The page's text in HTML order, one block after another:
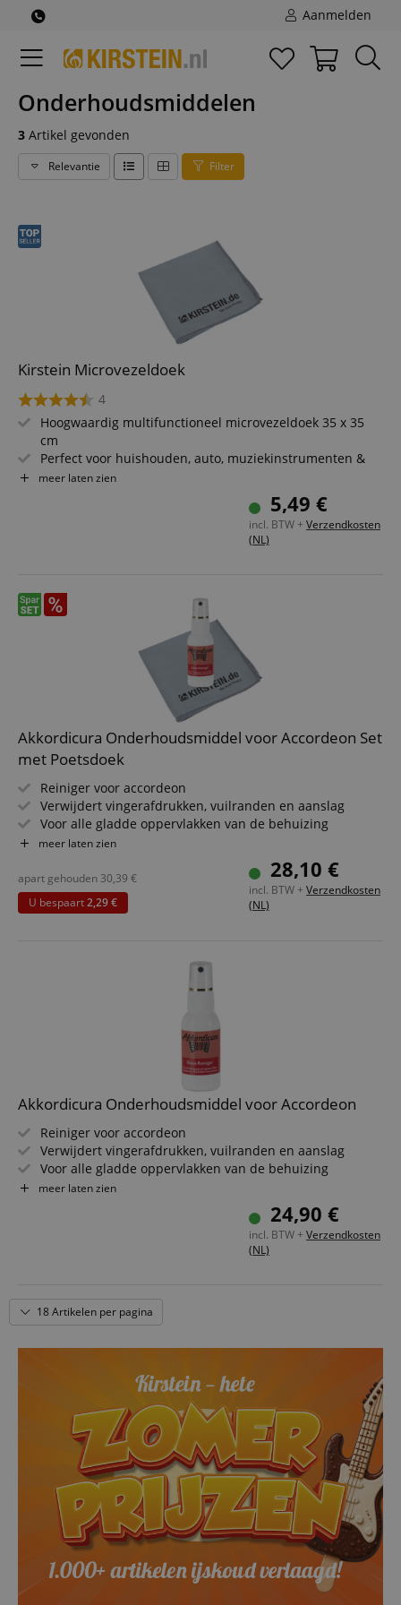
Aanmelden
Onderhoudsmiddelen
3 Artikel gevonden
Relevantie Filter
Kirstein Microvezeldoek
4
Hoogwaardig multifunctioneel microvezeldoek 35 x 35
cm
Perfect voor huishouden, auto, muziekinstrumenten &
dagelijks gebruik
Zacht & glad oppervlak voor goede stofopname
meer laten zien
5,49 €
incl. BTW + Verzendkosten
(NL)
Akkordicura Onderhoudsmiddel voor Accordeon Set
met Poetsdoek
Reiniger voor accordeon
Verwijdert vingerafdrukken, vuilranden en aanslag
Voor alle gladde oppervlakken van de behuizing
Niet geschikt voor onbehandeld hout en de balg
Voordeelpakket inclusief microvezeldoek
meer laten zien
28,10 €
incl. BTW + Verzendkosten
(NL)
apart gehouden 30,39 €
U bespaart2,29 €
Akkordicura Onderhoudsmiddel voor Accordeon
Reiniger voor accordeon
Verwijdert vingerafdrukken, vuilranden en aanslag
Voor alle gladde oppervlakken van de behuizing
Niet geschikt voor onbehandeld hout en de balg
Sprayfles met zuinige 50 ml inhoud
meer laten zien
24,90 €
incl. BTW + Verzendkosten
(NL)
18 Artikelen per pagina